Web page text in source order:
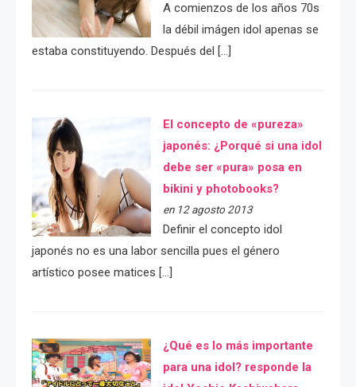
A comienzos de los años 70s
la débil imágen idol apenas se
estaba constituyendo. Después del […]
El concepto de «pureza»
japonés: ¿Porqué si una idol
debe ser «pura» posa en
bikini y photobooks?
en 12 agosto 2013
Definir el concepto idol
japonés no es una labor sencilla pues el género
artístico posee matices […]
¿Qué es lo más importante
para una idol? responde la